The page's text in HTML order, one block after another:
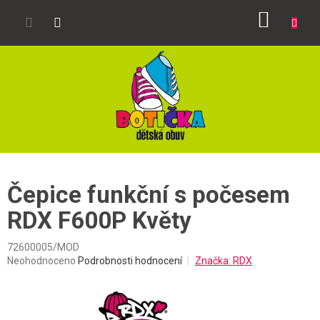
Čepice funkční s počesem
RDX F600P Květy
72600005/MOD
Průměrné
Neohodnoceno Podrobnosti hodnocení Značka: RDX